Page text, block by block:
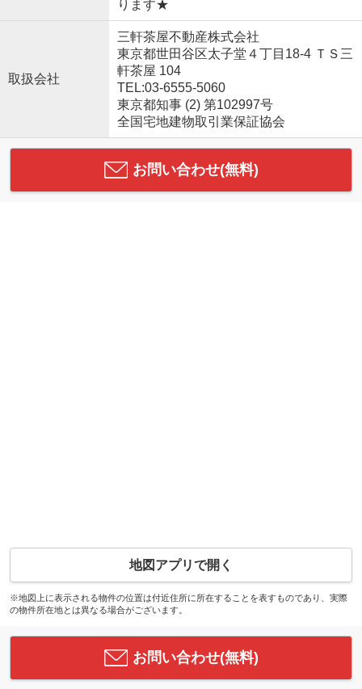
ります★
取扱会社
三軒茶屋不動産株式会社
東京都世田谷区太子堂４丁目18-4 ＴＳ三
軒茶屋 104
TEL:03-6555-5060
東京都知事 (2) 第102997号
全国宅地建物取引業保証協会
お問い合わせ(無料)
地図アプリで開く
※地図上に表示される物件の位置は付近住所に所在することを表すものであり、実際
の物件所在地とは異なる場合がございます。
お問い合わせ(無料)